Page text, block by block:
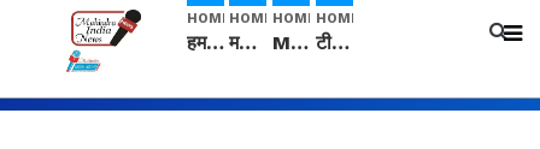
HOME
हम सनातनी..." सांसद kangana Ranaut से क्या बोली लड़की? Viral Jantar-Mantar | CJP protest
HOME
मनीषा हत्याकांड: हत्या, आत्महत्या या कोई बड़ा राज? | Full Story | Josh Haryana
HOME
Mangalsutra: हिंदू धर्म में शादी के बाद मंगलसूत्र क्यों पहनती है महिलाएं, किसने शुरु की ये परंपरा
HOME
टीम बीकेई ने एग्रीकल्चर ग्रेड की यूरिया खाद गट्टों में बदलकर टेक्निकल ग्रेड में बेचने वालों पर करवाई कार्रवाई: लखविंदर सिंह औलख